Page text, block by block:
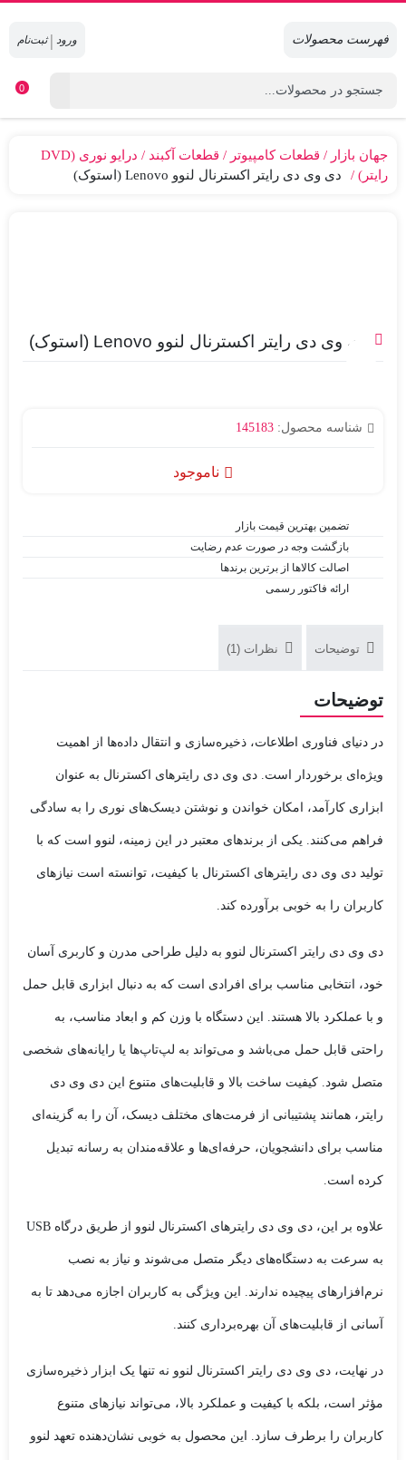
|
0
جهان بازار قطعات کامپیوتر قطعات آکبند
درایو نوری (DVD
رایتر)
دی وی دی رایتر اکسترنال لنوو Lenovo (استوک)
دی وی دی رایتر اکسترنال لنوو Lenovo (استوک)
شناسه محصول: 145183
ناموجود
تضمین بهترین قیمت بازار
بازگشت وجه در صورت عدم رضایت
اصالت کالاها از برترین برندها
ارائه فاکتور رسمی
توضیحات نظرات (1)
توضیحات
در دنیای فناوری اطلاعات، ذخیره‌سازی و انتقال داده‌ها از اهمیت
ویژه‌ای برخوردار است. دی وی دی رایترهای اکسترنال به عنوان
ابزاری کارآمد، امکان خواندن و نوشتن دیسک‌های نوری را به سادگی
فراهم می‌کنند. یکی از برندهای معتبر در این زمینه، لنوو است که با
تولید دی وی دی رایترهای اکسترنال با کیفیت، توانسته است نیازهای
کاربران را به خوبی برآورده کند.
دی وی دی رایتر اکسترنال لنوو به دلیل طراحی مدرن و کاربری آسان
خود، انتخابی مناسب برای افرادی است که به دنبال ابزاری قابل حمل
و با عملکرد بالا هستند. این دستگاه با وزن کم و ابعاد مناسب، به
راحتی قابل حمل می‌باشد و می‌تواند به لپ‌تاپ‌ها یا رایانه‌های شخصی
متصل شود. کیفیت ساخت بالا و قابلیت‌های متنوع این دی وی دی
رایتر، همانند پشتیبانی از فرمت‌های مختلف دیسک، آن را به گزینه‌ای
مناسب برای دانشجویان، حرفه‌ای‌ها و علاقه‌مندان به رسانه تبدیل
کرده است.
علاوه بر این، دی وی دی رایترهای اکسترنال لنوو از طریق درگاه USB
به سرعت به دستگاه‌های دیگر متصل می‌شوند و نیاز به نصب
نرم‌افزارهای پیچیده ندارند. این ویژگی به کاربران اجازه می‌دهد تا به
آسانی از قابلیت‌های آن بهره‌برداری کنند.
در نهایت، دی وی دی رایتر اکسترنال لنوو نه تنها یک ابزار ذخیره‌سازی
مؤثر است، بلکه با کیفیت و عملکرد بالا، می‌تواند نیازهای متنوع
کاربران را برطرف سازد. این محصول به خوبی نشان‌دهنده تعهد لنوو